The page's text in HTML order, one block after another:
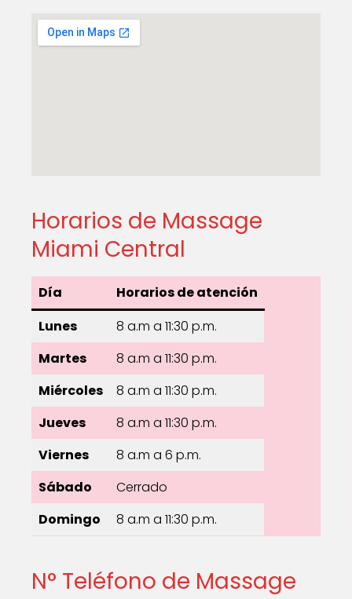
Horarios de Massage
Miami Central
Día
Horarios de atención
Lunes
8 a.m a 11:30 p.m.
Martes
8 a.m a 11:30 p.m.
Miércoles
8 a.m a 11:30 p.m.
Jueves
8 a.m a 11:30 p.m.
Viernes
8 a.m a 6 p.m.
Sábado
Cerrado
Domingo
8 a.m a 11:30 p.m.
N° Teléfono de Massage